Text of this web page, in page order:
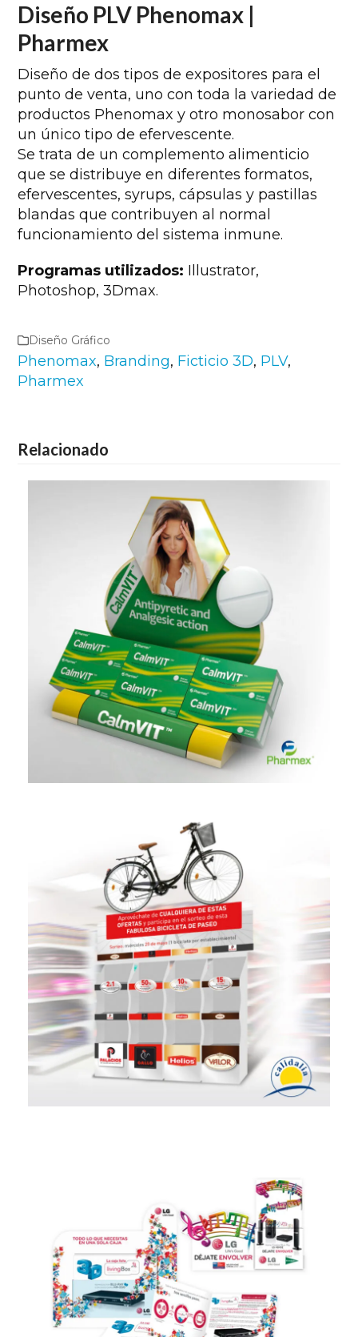
Diseño PLV Phenomax |
Pharmex
Diseño de dos tipos de expositores para el
punto de venta, uno con toda la variedad de
productos Phenomax y otro monosabor con
un único tipo de efervescente.
Se trata de un complemento alimenticio
que se distribuye en diferentes formatos,
efervescentes, syrups, cápsulas y pastillas
blandas que contribuyen al normal
funcionamiento del sistema inmune.
Programas utilizados: Illustrator,
Photoshop, 3Dmax.
Diseño Gráfico
Phenomax, Branding, Ficticio 3D, PLV,
Pharmex
Relacionado